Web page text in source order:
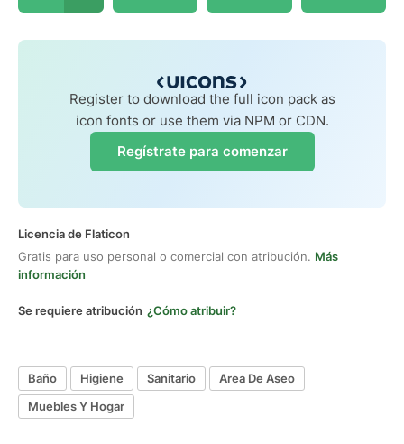
Register to download the full icon pack as
icon fonts or use them via NPM or CDN.
Regístrate para comenzar
Licencia de Flaticon
Gratis para uso personal o comercial con atribución. Más
información
Se requiere atribución ¿Cómo atribuir?
Baño Higiene Sanitario
Area De Aseo
Muebles Y Hogar